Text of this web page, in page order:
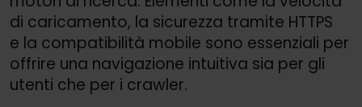
di caricamento, la sicurezza tramite HTTPS
e la compatibilità mobile sono essenziali per
offrire una navigazione intuitiva sia per gli
utenti che per i crawler.